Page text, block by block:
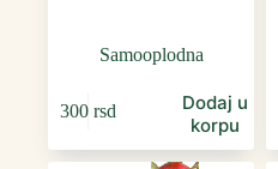
Samooplodna
300 rsd
Dodaj u
korpu